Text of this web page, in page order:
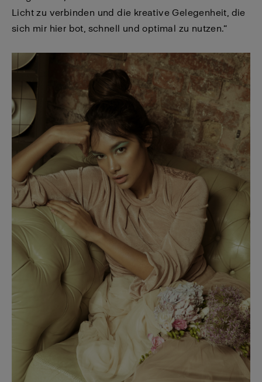
Licht zu verbinden und die kreative Gelegenheit, die
sich mir hier bot, schnell und optimal zu nutzen.“